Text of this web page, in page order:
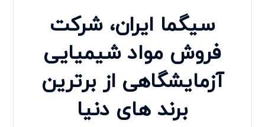
سیگما ایران، شرکت
فروش مواد شیمیایی
آزمایشگاهی از برترین
برند های دنیا